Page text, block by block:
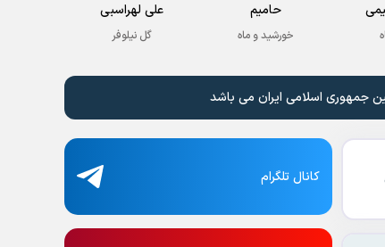
حامیم
خورشید و ماه
علی لهراسبی
گل نیلوفر
جمهوری اسلامی ایران می باشد
کانال تلگرام